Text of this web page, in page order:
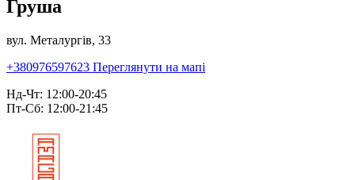
Груша
вул. Металургів, 33
+380976597623 Переглянути на мапі
Нд-Чт: 12:00-20:45
Пт-Сб: 12:00-21:45